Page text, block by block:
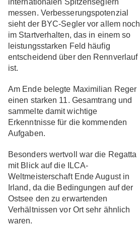
internationalen Spitzenseglern
messen. Verbesserungspotenzial
sieht der BYC-Segler vor allem noch
im Startverhalten, das in einem so
leistungsstarken Feld häufig
entscheidend über den Rennverlauf
ist.
Am Ende belegte Maximilian Reger
einen starken 11. Gesamtrang und
sammelte damit wichtige
Erkenntnisse für die kommenden
Aufgaben.
Besonders wertvoll war die Regatta
mit Blick auf die ILCA-
Weltmeisterschaft Ende August in
Irland, da die Bedingungen auf der
Ostsee den zu erwartenden
Verhältnissen vor Ort sehr ähnlich
waren.